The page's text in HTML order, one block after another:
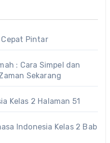
Cepat Pintar
: Cara Simpel dan
Sekarang
Kelas 2 Halaman 51
Indonesia Kelas 2 Bab